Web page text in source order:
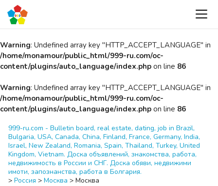
Warning: Undefined array key "HTTP_ACCEPT_LANGUAGE" in
/home/monamour/public_html/999-ru.com/oc-
content/plugins/auto_language/index.php on line 86
Warning: Undefined array key "HTTP_ACCEPT_LANGUAGE" in
/home/monamour/public_html/999-ru.com/oc-
content/plugins/auto_language/index.php on line 86
999-ru.com - Bulletin board, real estate, dating, job in Brazil,
Bulgaria, USA, Canada, China, Finland, France, Germany, India,
Israel, New Zealand, Romania, Spain, Thailand, Turkey, United
Kingdom, Vietnam. Доска объявлений, знакомства, работа,
недвижимость в России и СНГ. Доска обяви, недвижими
имоти, запознанства, работа в Болгария.
> Россия > Москва > Москва